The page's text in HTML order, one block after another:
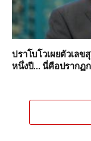
ปราโบโวเผยตัวเลข
หนึ่งปี… นี่คือปรากฏ